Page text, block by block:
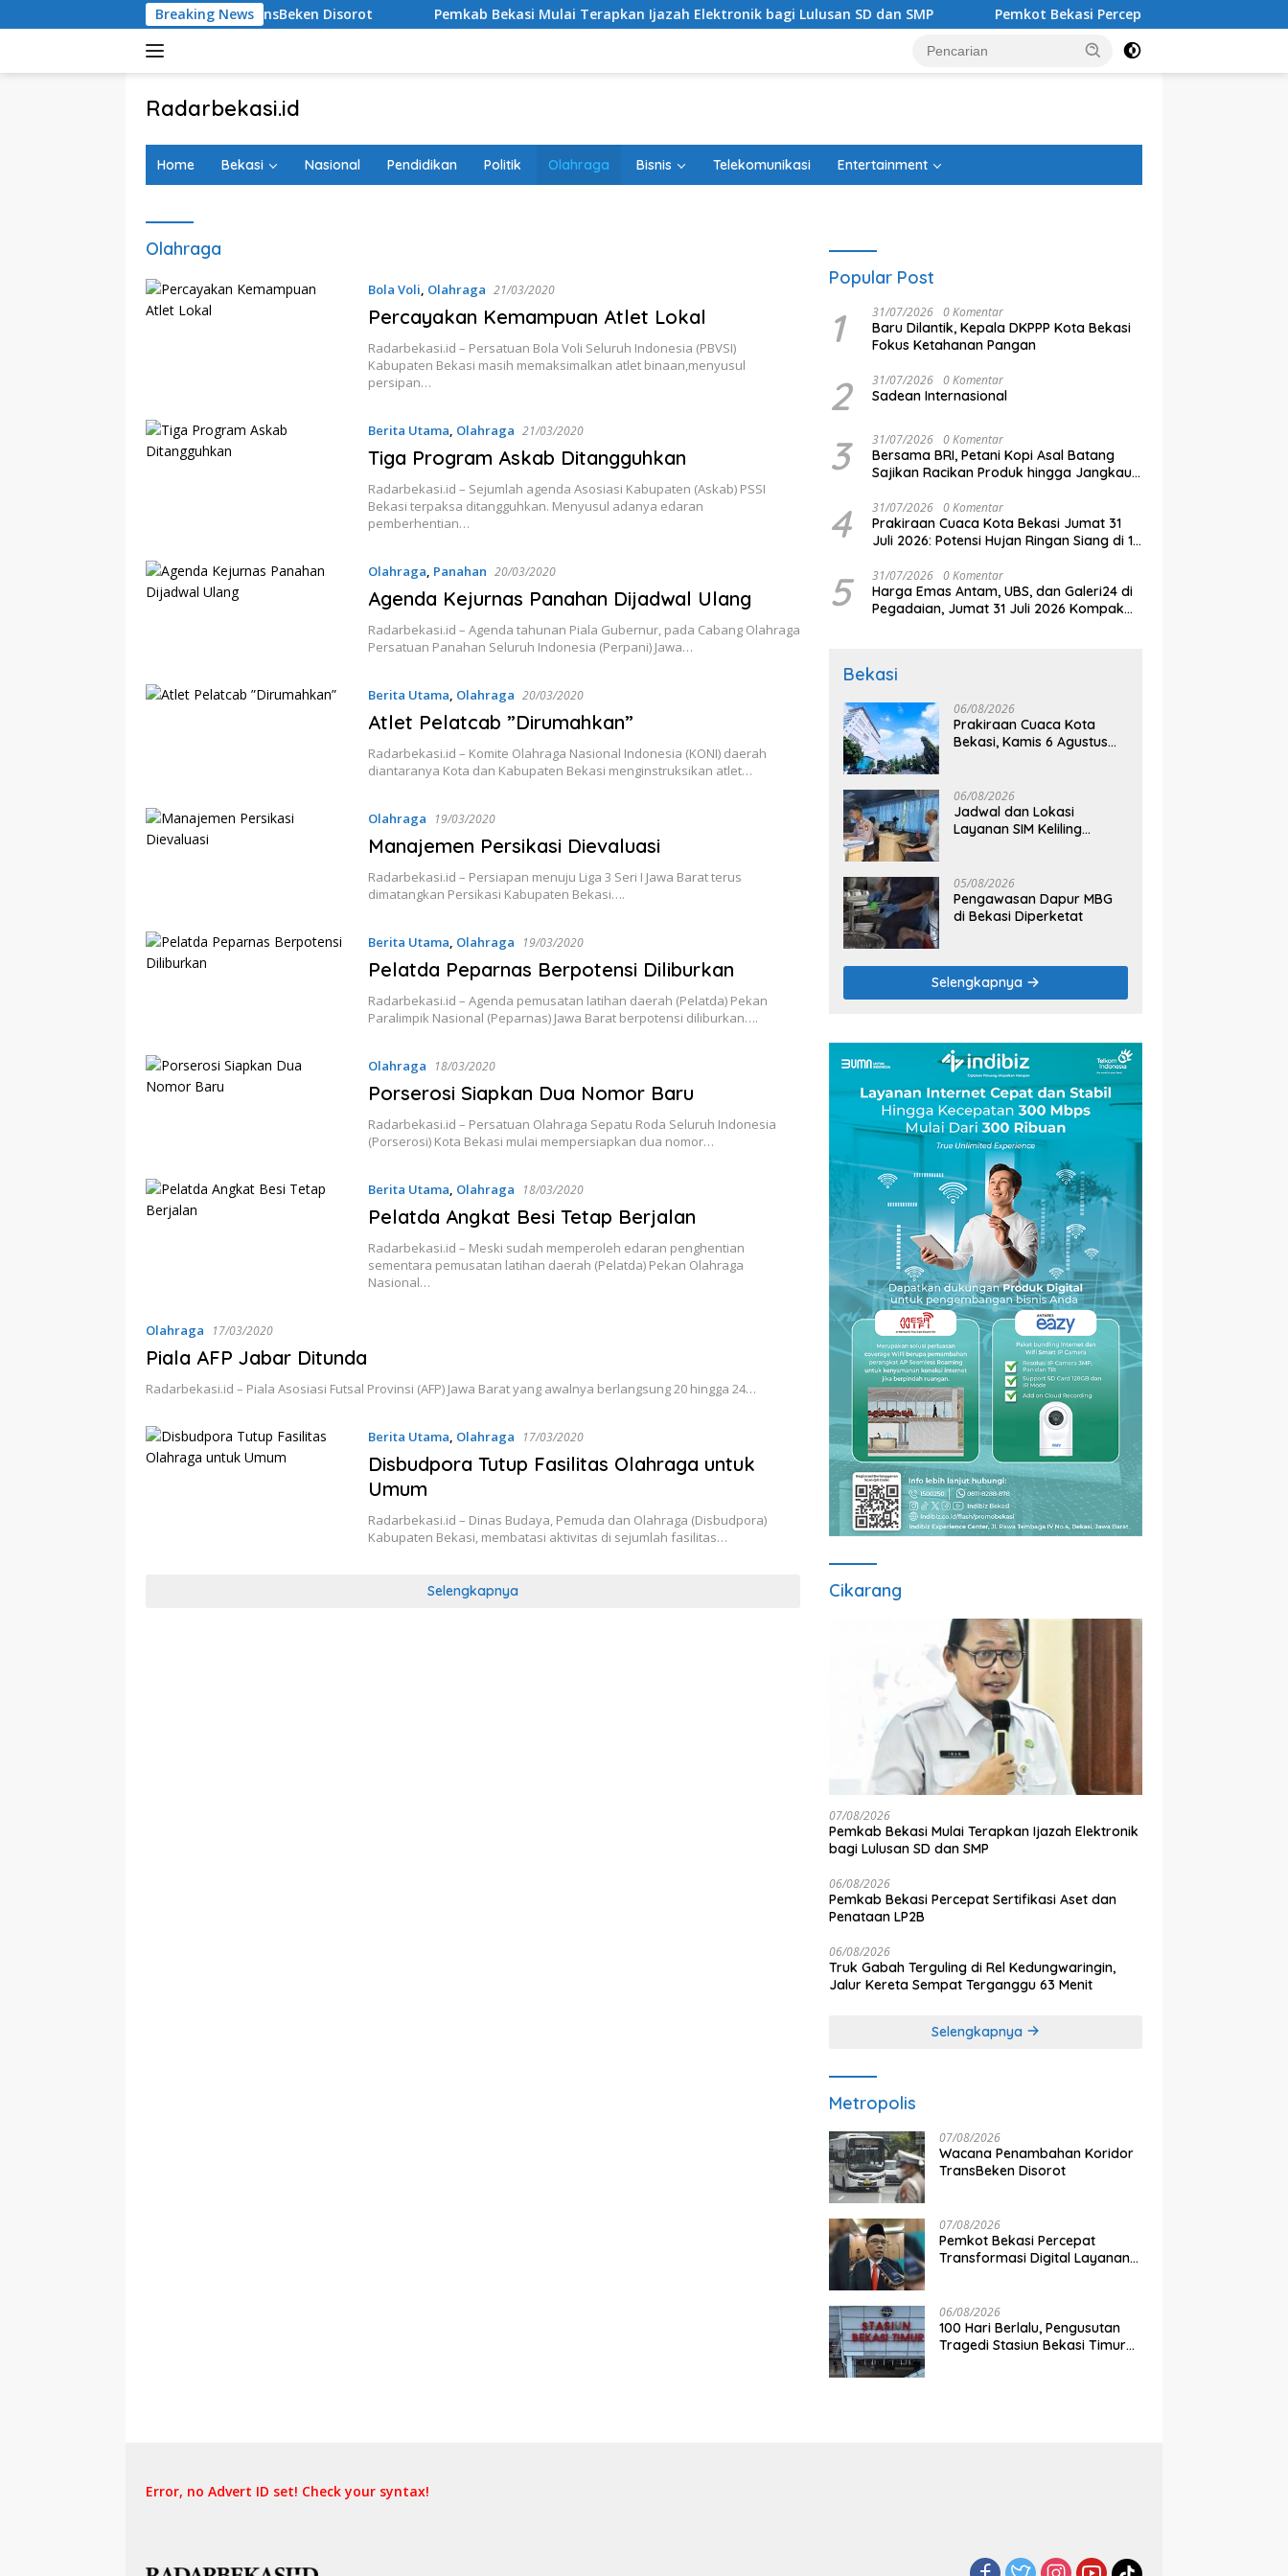
ke
Breaking News
Penambahan Koridor TransBeken Disorot Pemkab Bekasi Mulai Terapkan Ijazah Elektronik bagi Lulusan SD dan SMP Pemkot Bekasi Percepat Transformasi Digital
Radarbekasi.id
Bekasi
Home Bekasi Nasional Pendidikan Politik Olahraga Bisnis Telekomunikasi Entertainment
Olahraga
Bola Voli, Olahraga 21/03/2020
Percayakan Kemampuan Atlet Lokal
Radarbekasi.id – Persatuan Bola Voli Seluruh Indonesia (PBVSI)
Kabupaten Bekasi masih memaksimalkan atlet binaan,menyusul
persipan…
Berita Utama, Olahraga 21/03/2020
Tiga Program Askab Ditangguhkan
Radarbekasi.id – Sejumlah agenda Asosiasi Kabupaten (Askab) PSSI
Bekasi terpaksa ditangguhkan. Menyusul adanya edaran
pemberhentian…
Olahraga, Panahan 20/03/2020
Agenda Kejurnas Panahan Dijadwal Ulang
Radarbekasi.id – Agenda tahunan Piala Gubernur, pada Cabang Olahraga
Persatuan Panahan Seluruh Indonesia (Perpani) Jawa…
Berita Utama, Olahraga 20/03/2020
Atlet Pelatcab ”Dirumahkan”
Radarbekasi.id – Komite Olahraga Nasional Indonesia (KONI) daerah
diantaranya Kota dan Kabupaten Bekasi menginstruksikan atlet…
Olahraga 19/03/2020
Manajemen Persikasi Dievaluasi
Radarbekasi.id – Persiapan menuju Liga 3 Seri I Jawa Barat terus
dimatangkan Persikasi Kabupaten Bekasi….
Berita Utama, Olahraga 19/03/2020
Pelatda Peparnas Berpotensi Diliburkan
Radarbekasi.id – Agenda pemusatan latihan daerah (Pelatda) Pekan
Paralimpik Nasional (Peparnas) Jawa Barat berpotensi diliburkan….
Olahraga 18/03/2020
Porserosi Siapkan Dua Nomor Baru
Radarbekasi.id – Persatuan Olahraga Sepatu Roda Seluruh Indonesia
(Porserosi) Kota Bekasi mulai mempersiapkan dua nomor…
Berita Utama, Olahraga 18/03/2020
Pelatda Angkat Besi Tetap Berjalan
Radarbekasi.id – Meski sudah memperoleh edaran penghentian
sementara pemusatan latihan daerah (Pelatda) Pekan Olahraga
Nasional…
Olahraga 17/03/2020
Piala AFP Jabar Ditunda
Radarbekasi.id – Piala Asosiasi Futsal Provinsi (AFP) Jawa Barat yang awalnya berlangsung 20 hingga 24…
Berita Utama, Olahraga 17/03/2020
Disbudpora Tutup Fasilitas Olahraga untuk
Umum
Radarbekasi.id – Dinas Budaya, Pemuda dan Olahraga (Disbudpora)
Kabupaten Bekasi, membatasi aktivitas di sejumlah fasilitas…
Selengkapnya
Popular Post
1 31/07/2026 0 Komentar
Baru Dilantik, Kepala DKPPP Kota Bekasi
Fokus Ketahanan Pangan
2 31/07/2026 0 Komentar
Sadean Internasional
3 31/07/2026 0 Komentar
Bersama BRI, Petani Kopi Asal Batang
Sajikan Racikan Produk hingga Jangkau
4 31/07/2026 0 Komentar
Prakiraan Cuaca Kota Bekasi Jumat 31
Juli 2026: Potensi Hujan Ringan Siang di 12
5 31/07/2026 0 Komentar
Harga Emas Antam, UBS, dan Galeri24 di
Pegadaian, Jumat 31 Juli 2026 Kompak
Bekasi
06/08/2026
Prakiraan Cuaca Kota
Bekasi, Kamis 6 Agustus
06/08/2026
Jadwal dan Lokasi
Layanan SIM Keliling
05/08/2026
Pengawasan Dapur MBG
di Bekasi Diperketat
Selengkapnya
Cikarang
07/08/2026
Pemkab Bekasi Mulai Terapkan Ijazah Elektronik
bagi Lulusan SD dan SMP
06/08/2026
Pemkab Bekasi Percepat Sertifikasi Aset dan
Penataan LP2B
06/08/2026
Truk Gabah Terguling di Rel Kedungwaringin,
Jalur Kereta Sempat Terganggu 63 Menit
Selengkapnya
Metropolis
07/08/2026
Wacana Penambahan Koridor
TransBeken Disorot
07/08/2026
Pemkot Bekasi Percepat
Transformasi Digital Layanan
06/08/2026
100 Hari Berlalu, Pengusutan
Tragedi Stasiun Bekasi Timur
Error, no Advert ID set! Check your syntax!